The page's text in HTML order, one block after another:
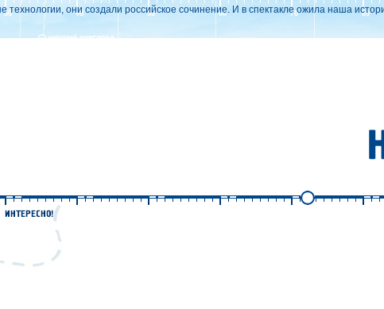
технологии, они создали российское сочинение. И в спектакле ожила наша